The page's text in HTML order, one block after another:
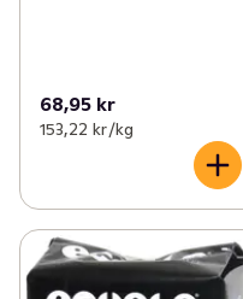
68,95 kr
153,22 kr /kg